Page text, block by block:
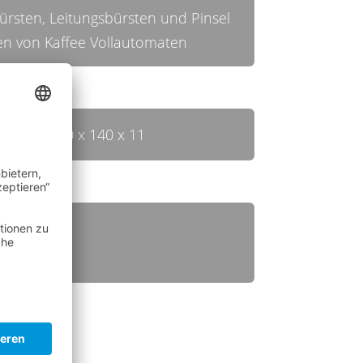
Leitungsbürsten und Pinsel
von Kaffee Vollautomaten
210 x 140 x 11